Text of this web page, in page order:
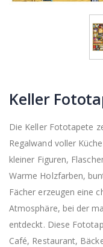
Keller
Die Keller Fototapete
Regalwand voller
kleiner Figuren,
Warme Holzfarben,
Fächer erzeugen eine
Atmosphäre, bei der
entdeckt. Diese
Café, Restaurant,